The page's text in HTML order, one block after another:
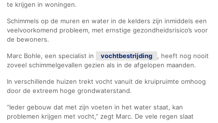
te krijgen in woningen.
Schimmels op de muren en water in de kelders zijn inmiddels een
veelvoorkomend probleem, met ernstige gezondheidsrisico’s voor
de bewoners.
Marc Bohle, een specialist in vochtbestrijding
, heeft nog nooit
zoveel schimmelgevallen gezien als in de afgelopen maanden.
In verschillende huizen trekt vocht vanuit de kruipruimte omhoog
door de extreem hoge grondwaterstand.
“Ieder gebouw dat met zijn voeten in het water staat, kan
problemen krijgen met vocht,” zegt Marc. De vele regen slaat